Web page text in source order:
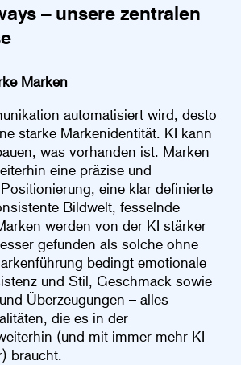
– unsere zentralen
Marken
automatisiert wird, desto
starke Markenidentität. KI kann
was vorhanden ist. Marken
eine präzise und
eine klar definierte
Bildwelt, fesselnde
werden von der KI stärker
gefunden als solche ohne
bedingt emotionale
und Stil, Geschmack sowie
Überzeugungen – alles
die es in der
(und mit immer mehr KI
braucht.